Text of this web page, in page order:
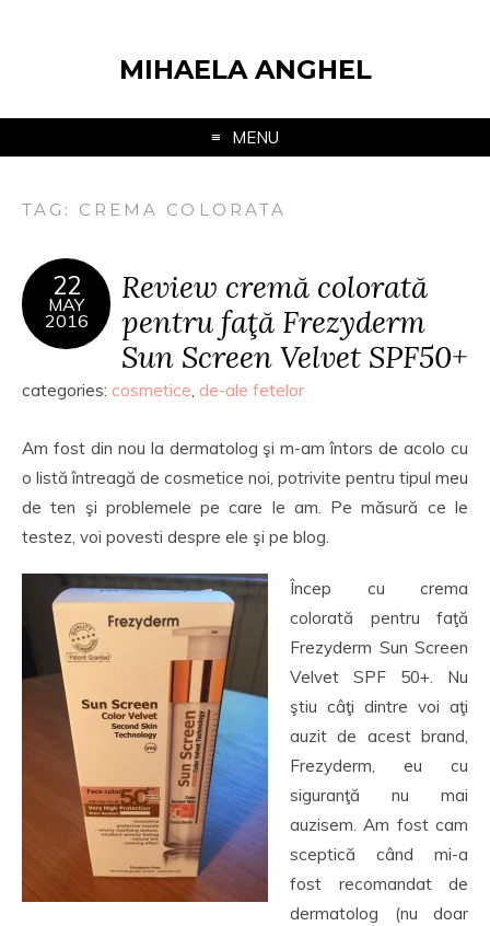
MIHAELA ANGHEL
MENU
TAG: CREMA COLORATA
22
MAY
2016
Review cremă colorată
pentru faţă Frezyderm
Sun Screen Velvet SPF50+
categories: cosmetice, de-ale fetelor
Am fost din nou la dermatolog şi m-am întors de acolo cu
o listă întreagă de cosmetice noi, potrivite pentru tipul meu
de ten şi problemele pe care le am. Pe măsură ce le
testez, voi povesti despre ele şi pe blog.
Încep cu crema
colorată pentru faţă
Frezyderm Sun Screen
Velvet SPF 50+. Nu
ştiu câţi dintre voi aţi
auzit de acest brand,
Frezyderm, eu cu
siguranţă nu mai
auzisem. Am fost cam
sceptică când mi-a
fost recomandat de
dermatolog (nu doar